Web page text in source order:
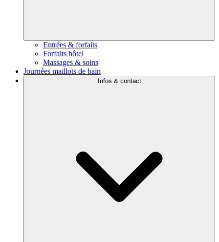
Entrées & forfaits
Forfaits hôtel
Massages & soins
Journées maillots de bain
Infos & contact